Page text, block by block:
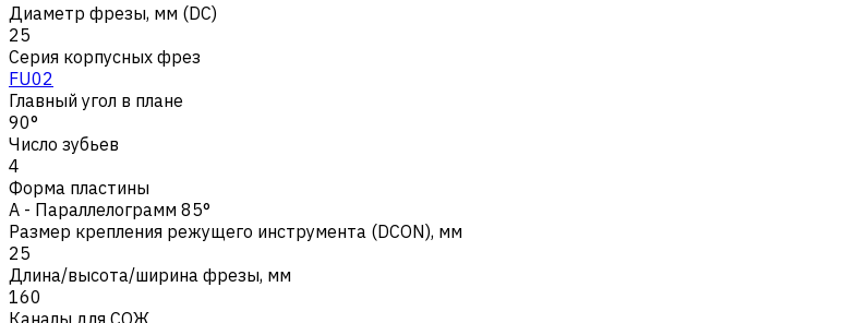
Диаметр фрезы, мм (DC)
25
Серия корпусных фрез
FU02
Главный угол в плане
90°
Число зубьев
4
Форма пластины
A - Параллелограмм 85°
Размер крепления режущего инструмента (DCON), мм
25
Длина/высота/ширина фрезы, мм
160
Каналы для СОЖ